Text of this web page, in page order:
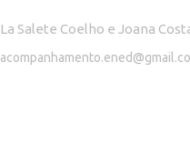
La Salete Coelho e Joana